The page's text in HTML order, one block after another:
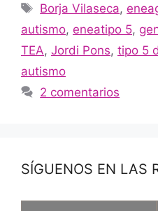
Borja Vilaseca,
autismo, eneatipo 5,
TEA, Jordi Pons, tipo 5
autismo
2 comentarios
SÍGUENOS EN LAS